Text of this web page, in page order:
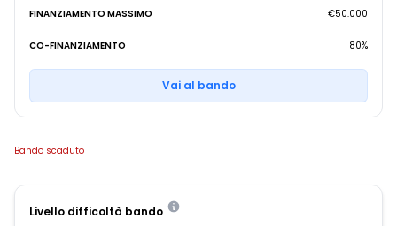
FINANZIAMENTO MASSIMO €50.000
CO-FINANZIAMENTO 80%
Vai al bando
Bando scaduto
Livello difficoltà bando